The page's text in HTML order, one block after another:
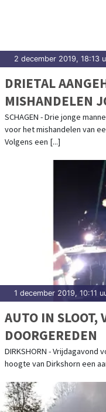
2 december 2019, 18:13
DRIETAL
MISHANDELEN
SCHAGEN
SCHAGEN - Drie jonge
voor het mishandelen van
Volgens een [...]
1 december 2019, 10:11
AUTO IN SLOOT,
DOORGEREDEN
DIRKSHORN - Vrijdagavond
hoogte van Dirkshorn een